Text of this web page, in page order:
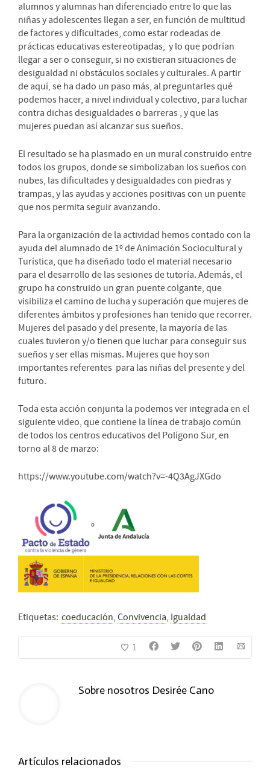
alumnos y alumnas han diferenciado entre lo que las
niñas y adolescentes llegan a ser, en función de multitud
de factores y dificultades, como estar rodeadas de
prácticas educativas estereotipadas, y lo que podrían
llegar a ser o conseguir, si no existieran situaciones de
desigualdad ni obstáculos sociales y culturales. A partir
de aquí, se ha dado un paso más, al preguntarles qué
podemos hacer, a nivel individual y colectivo, para luchar
contra dichas desigualdades o barreras , y que las
mujeres puedan así alcanzar sus sueños.
El resultado se ha plasmado en un mural construido entre
todos los grupos, donde se simbolizaban los sueños con
nubes, las dificultades y desigualdades con piedras y
trampas, y las ayudas y acciones positivas con un puente
que nos permita seguir avanzando.
Para la organización de la actividad hemos contado con la
ayuda del alumnado de 1º de Animación Sociocultural y
Turística, que ha diseñado todo el material necesario
para el desarrollo de las sesiones de tutoría. Además, el
grupo ha construido un gran puente colgante, que
visibiliza el camino de lucha y superación que mujeres de
diferentes ámbitos y profesiones han tenido que recorrer.
Mujeres del pasado y del presente, la mayoría de las
cuales tuvieron y/o tienen que luchar para conseguir sus
sueños y ser ellas mismas. Mujeres que hoy son
importantes referentes para las niñas del presente y del
futuro.
Toda esta acción conjunta la podemos ver integrada en el
siguiente video, que contiene la línea de trabajo común
de todos los centros educativos del Polígono Sur, en
torno al 8 de marzo:
https://www.youtube.com/watch?v=-4Q3AgJXGdo
º
Etiquetas: coeducación, Convivencia, Igualdad
1
Sobre nosotros Desirée Cano
Artículos relacionados